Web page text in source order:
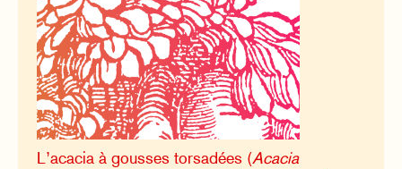
L’acacia à gousses torsadées (Acacia